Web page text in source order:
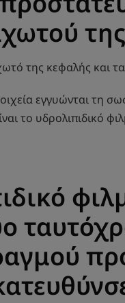
της κεφαλής και
εγγυώνται τη
το υδρολιπιδικό